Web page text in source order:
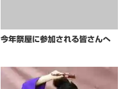
今年祭屋に参加される皆さんへ